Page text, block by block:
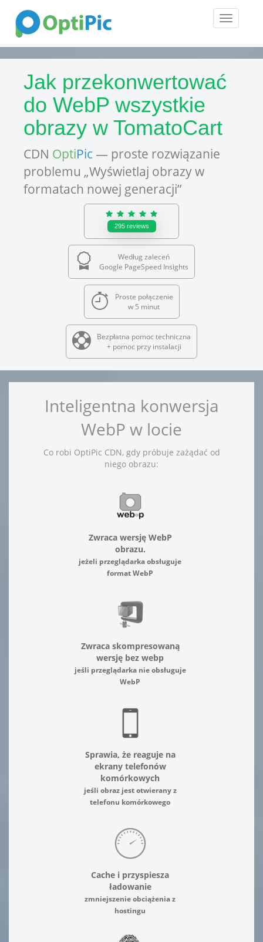
Toggle
Jak przekonwertować
do WebP wszystkie
obrazy w TomatoCart
CDN OptiPic — proste rozwiązanie
problemu „Wyświetlaj obrazy w
formatach nowej generacji”
295 reviews
Według zaleceń
Google PageSpeed Insights
Proste połączenie
w 5 minut
Bezpłatna pomoc techniczna
+ pomoc przy instalacji
Inteligentna konwersja
WebP w locie
Co robi OptiPic CDN, gdy próbuje zażądać od
niego obrazu:
Zwraca wersję WebP
obrazu.
jeżeli przeglądarka obsługuje
format WebP
Zwraca skompresowaną
wersję bez webp
jeśli przeglądarka nie obsługuje
WebP
Sprawia, że reaguje na
ekrany telefonów
komórkowych
jeśli obraz jest otwierany z
telefonu komórkowego
Cache i przyspiesza
ładowanie
zmniejszenie obciążenia z
hostingu